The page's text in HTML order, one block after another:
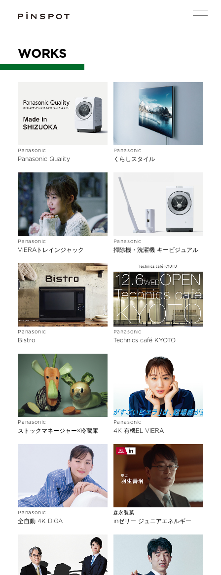
WORKS
Panasonic
Panasonic Quality
Panasonic
くらしスタイル
Panasonic
VIERAトレインジャック
Panasonic
掃除機・洗濯機 キービジュアル
Panasonic
Bistro
Panasonic
Technics café KYOTO
Panasonic
ストックマネージャー×冷蔵庫
Panasonic
4K 有機EL VIERA
Panasonic
全自動 4K DIGA
森永製菓
inゼリー ジュニアエネルギー